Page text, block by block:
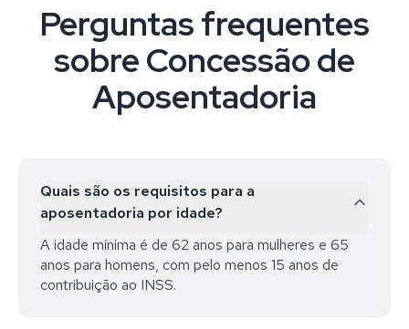
Perguntas frequentes
sobre Concessão de
Aposentadoria
Quais são os requisitos para a
aposentadoria por idade?
A idade mínima é de 62 anos para mulheres e 65
anos para homens, com pelo menos 15 anos de
contribuição ao INSS.